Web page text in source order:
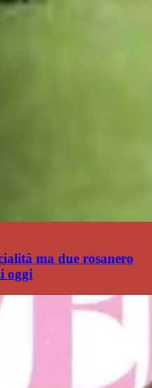
ma due rosanero
oggi